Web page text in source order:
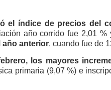
el índice de precios del
año corrido fue 2,01
año anterior, cuando fue de
los mayores
primaria (9,07 %) e